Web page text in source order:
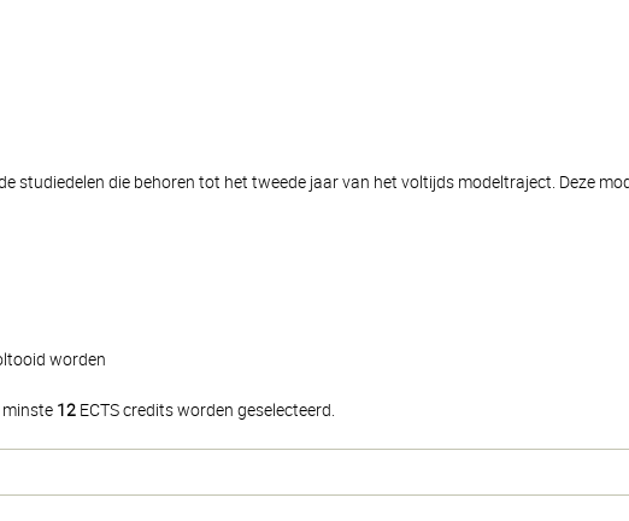
studiedelen die behoren tot het tweede jaar van het voltijds modeltraject. Deze
worden
minste 12 ECTS credits worden geselecteerd.